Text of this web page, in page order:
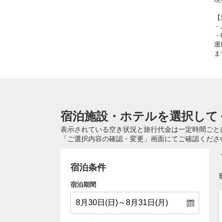
運
宿泊施設・ホテルを選択し
表示されている空き状況と旅行代金は一定時間ご
「ご選択内容の確認・変更」画面にてご確認くださ
宿泊条件
宿泊期間